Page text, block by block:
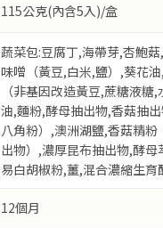
115公克(內含5入)/盒
蔬菜包:豆腐丁,海帶芽,杏鮑
味噌（黃豆,白米,鹽）,葵花
（非基因改造黃豆,蔗糖液糖
油,麵粉,酵母抽出物,香菇抽
八角粉）,澳洲湖鹽,香菇精粉
出物）,濃厚昆布抽出物,酵母
易白胡椒粉,薑,混合濃縮生育
12個月